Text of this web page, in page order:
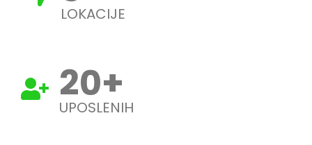
LOKACIJE
20+
UPOSLENIH